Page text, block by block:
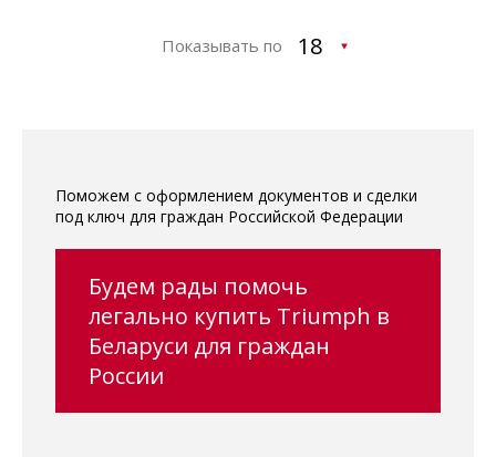
Показывать по
Поможем с оформлением документов и сделки
под ключ для граждан Российской Федерации
Будем рады помочь
легально купить Triumph в
Беларуси для граждан
России